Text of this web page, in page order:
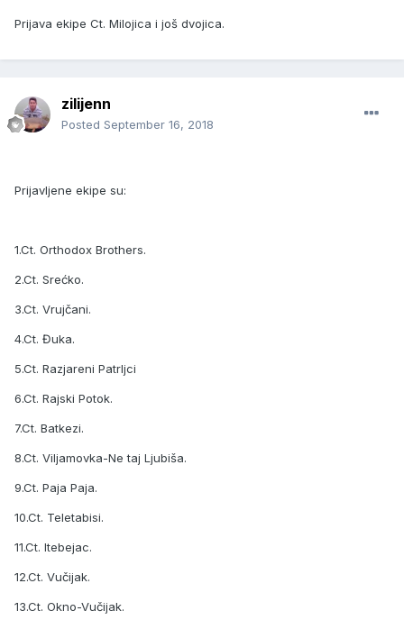
Prijava ekipe Ct. Milojica i još dvojica.
zilijenn
Posted September 16, 2018
Prijavljene ekipe su:
1.Ct. Orthodox Brothers.
2.Ct. Srećko.
3.Ct. Vrujčani.
4.Ct. Đuka.
5.Ct. Razjareni Patrljci
6.Ct. Rajski Potok.
7.Ct. Batkezi.
8.Ct. Viljamovka-Ne taj Ljubiša.
9.Ct. Paja Paja.
10.Ct. Teletabisi.
11.Ct. Itebejac.
12.Ct. Vučijak.
13.Ct. Okno-Vučijak.